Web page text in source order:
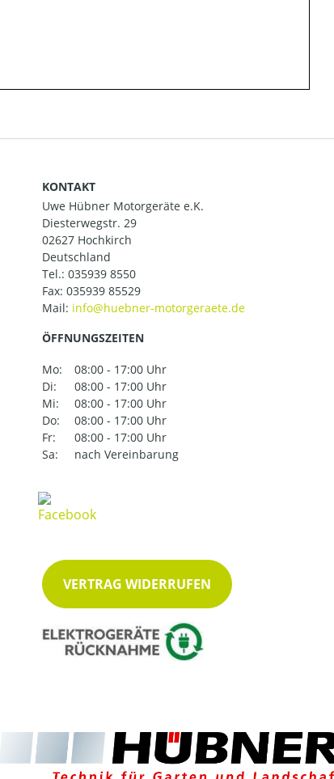
KONTAKT
Uwe Hübner Motorgeräte e.K.
Diesterwegstr. 29
02627 Hochkirch
Deutschland
Tel.: 035939 8550
Fax: 035939 85529
Mail:
ÖFFNUNGSZEITEN
Mo:
08:00 - 17:00 Uhr
Di:
08:00 - 17:00 Uhr
Mi:
08:00 - 17:00 Uhr
Do:
08:00 - 17:00 Uhr
Fr:
08:00 - 17:00 Uhr
Sa:
nach Vereinbarung
VERTRAG WIDERRUFEN